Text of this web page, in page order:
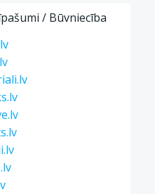
/ Būvniecība